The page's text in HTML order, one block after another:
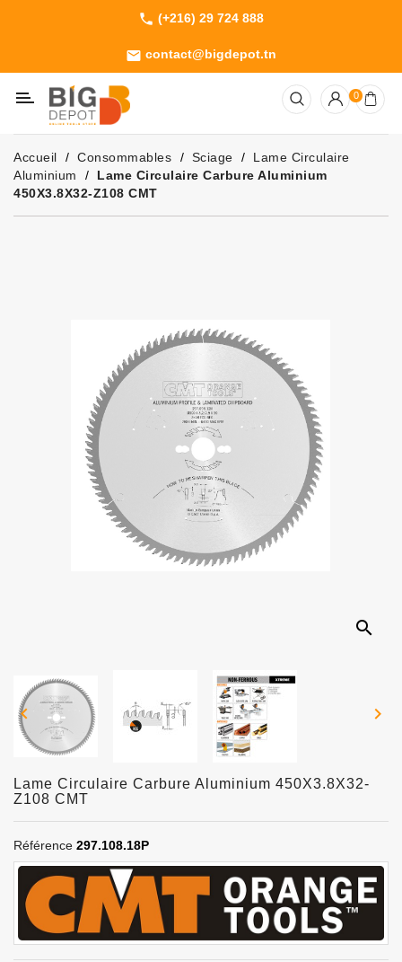
phone (+216) 29 724 888
email contact@bigdepot.tn
Machines
Outillage
Jardinage
Consommables
0
Accueil Consommables Sciage
Lame Circulaire
Aluminium
Lame Circulaire Carbure Aluminium
450X3.8X32-Z108 CMT
search
 
Lame Circulaire Carbure Aluminium 450X3.8X32-
Z108 CMT
Référence 297.108.18P